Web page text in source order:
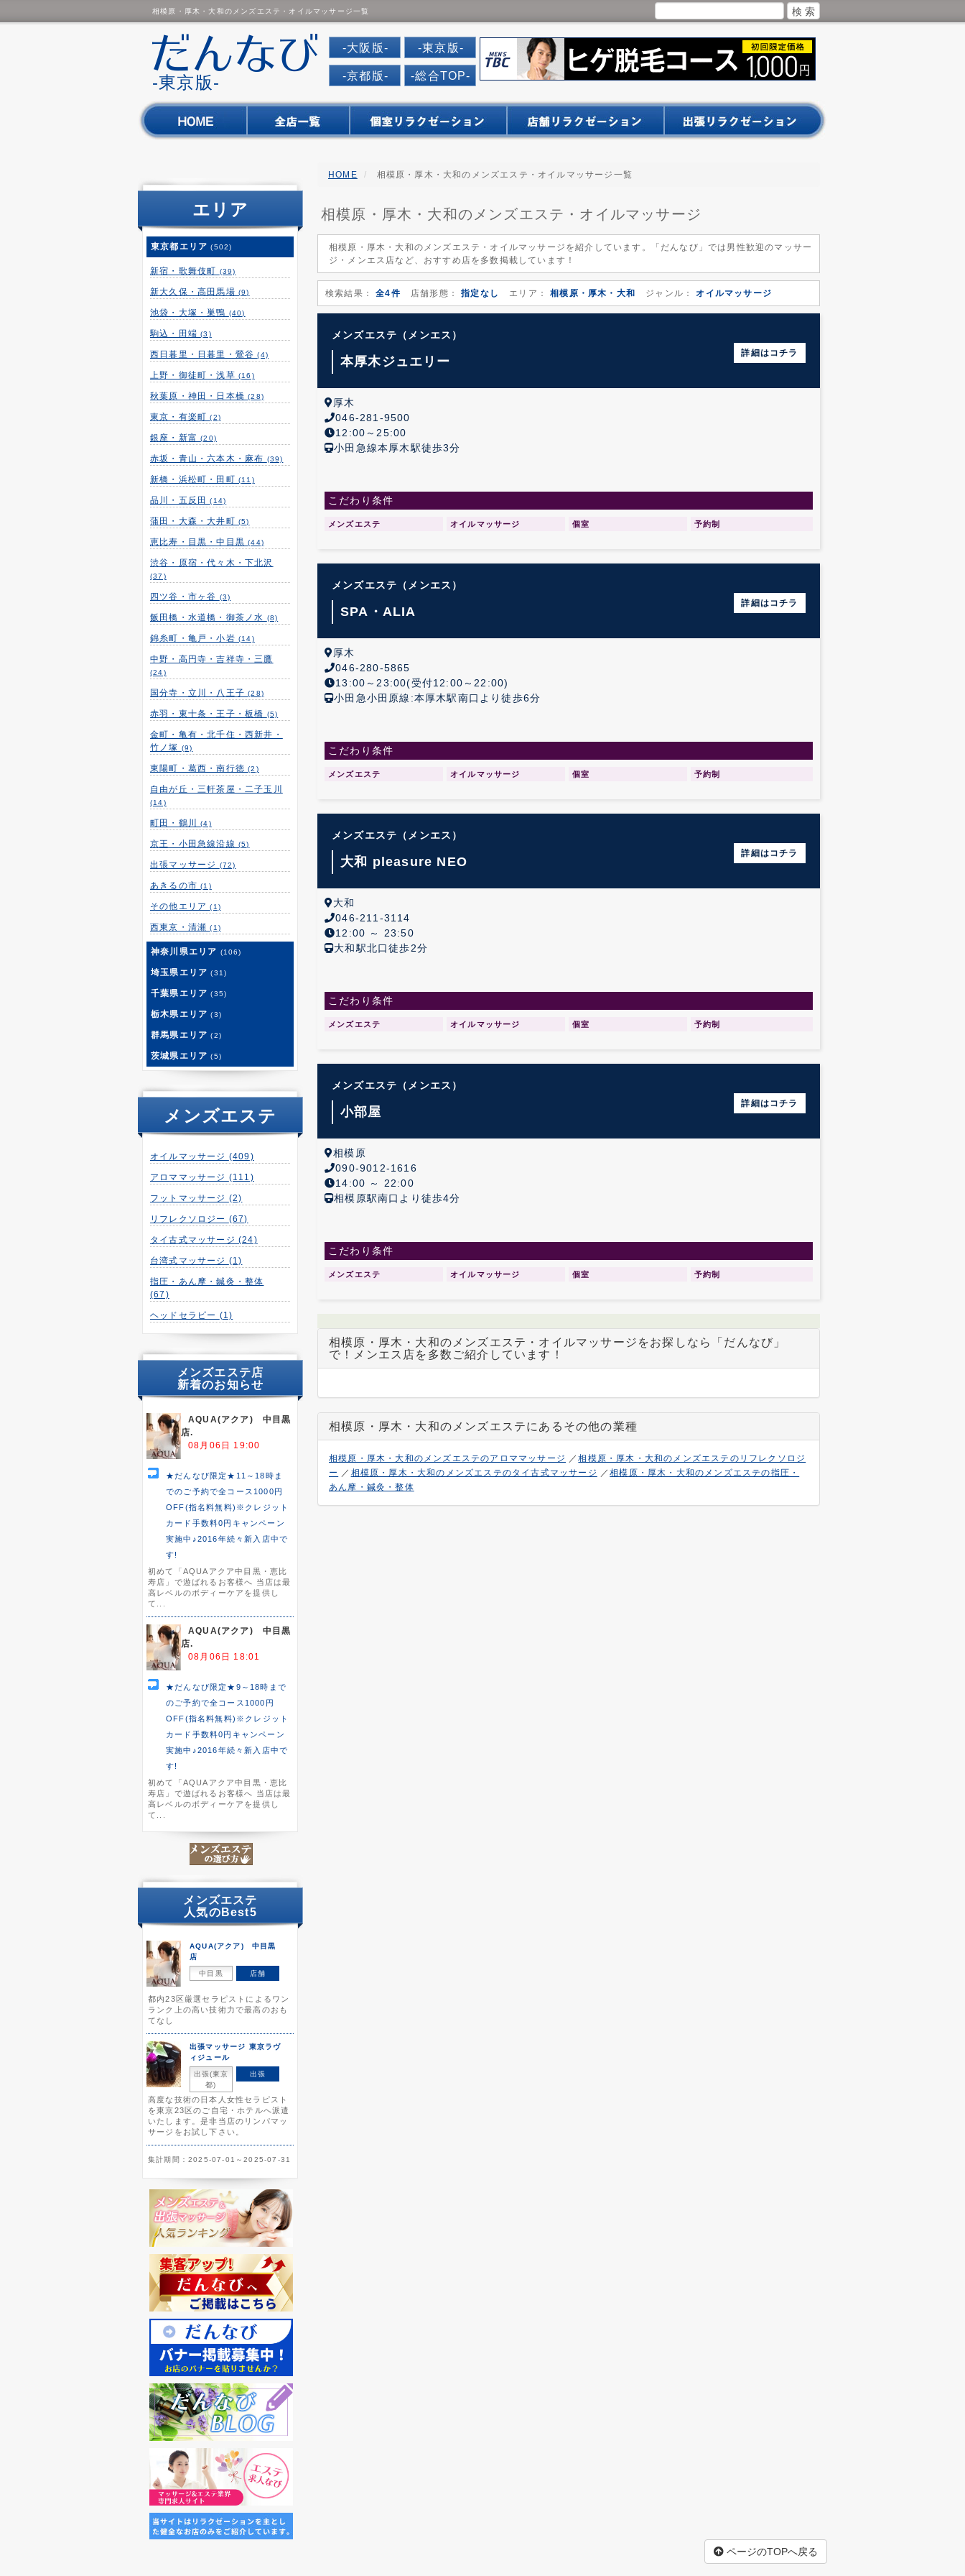
相模原・厚木・大和のメンズエステ・オイルマッサージ一覧
だんなび
-東京版-
-大阪版- -東京版-
-京都版- -総合TOP-
HOME 相模原・厚木・大和のメンズエステ・オイルマッサージ一覧
相模原・厚木・大和のメンズエステ・オイルマッサージ
相模原・厚木・大和のメンズエステ・オイルマッサージを紹介しています。「だんなび」では男性歓迎のマッサー
ジ・メンエス店など、おすすめ店を多数掲載しています！
検索結果： 全4件 店舗形態： 指定なし エリア： 相模原・厚木・大和 ジャンル： オイルマッサージ
メンズエステ （メンエス）
本厚木ジュエリー
詳細はコチラ
厚木
046-281-9500
12:00～25:00
小田急線本厚木駅徒歩3分
こだわり条件
メンズエステ オイルマッサージ 個室 予約制
メンズエステ （メンエス）
SPA・ALIA
詳細はコチラ
厚木
046-280-5865
13:00～23:00(受付12:00～22:00)
小田急小田原線:本厚木駅南口より徒歩6分
こだわり条件
メンズエステ オイルマッサージ 個室 予約制
メンズエステ （メンエス）
大和 pleasure NEO
詳細はコチラ
大和
046-211-3114
12:00 ～ 23:50
大和駅北口徒歩2分
こだわり条件
メンズエステ オイルマッサージ 個室 予約制
メンズエステ （メンエス）
小部屋
詳細はコチラ
相模原
090-9012-1616
14:00 ～ 22:00
相模原駅南口より徒歩4分
こだわり条件
メンズエステ オイルマッサージ 個室 予約制
相模原・厚木・大和のメンズエステ・オイルマッサージをお探しなら「だんなび」
で！メンエス店を多数ご紹介しています！
相模原・厚木・大和のメンズエステにあるその他の業種
相模原・厚木・大和のメンズエステのアロママッサージ ／相模原・厚木・大和のメンズエステのリフレクソロジ
ー ／ 相模原・厚木・大和のメンズエステのタイ古式マッサージ ／相模原・厚木・大和のメンズエステの指圧・
あん摩・鍼灸・整体
エリア
東京都エリア(502)
新宿・歌舞伎町 (39)
新大久保・高田馬場 (9)
池袋・大塚・巣鴨 (40)
駒込・田端(3)
西日暮里・日暮里・鶯谷(4)
上野・御徒町・浅草 (16)
秋葉原・神田・日本橋(28)
東京・有楽町(2)
銀座・新富(20)
赤坂・青山・六本木・麻布 (39)
新橋・浜松町・田町 (11)
品川・五反田(14)
蒲田・大森・大井町 (5)
恵比寿・目黒・中目黒(44)
渋谷・原宿・代々木・下北沢
(37)
四ツ谷・市ヶ谷 (3)
飯田橋・水道橋・御茶ノ水 (8)
錦糸町・亀戸・小岩 (14)
中野・高円寺・吉祥寺・三鷹
(24)
国分寺・立川・八王子(28)
赤羽・東十条・王子・板橋 (5)
金町・亀有・北千住・西新井・
竹ノ塚 (9)
東陽町・葛西・南行徳(2)
自由が丘・三軒茶屋・二子玉川
(14)
町田・鶴川(4)
京王・小田急線沿線 (5)
出張マッサージ (72)
あきるの市(1)
その他エリア(1)
西東京・清瀬(1)
神奈川県エリア (106)
埼玉県エリア(31)
千葉県エリア(35)
栃木県エリア(3)
群馬県エリア(2)
茨城県エリア(5)
メンズエステ
オイルマッサージ (409)
アロママッサージ (111)
フットマッサージ (2)
リフレクソロジー (67)
タイ古式マッサージ (24)
台湾式マッサージ (1)
指圧・あん摩・鍼灸・整体
(67)
ヘッドセラピー (1)
メンズエステ店
新着のお知らせ
AQUA(アクア) 中目黒
店.
08月06日 19:00
★だんなび限定★11～18時ま
でのご予約で全コース1000円
OFF(指名料無料)※クレジット
カード手数料0円キャンペーン
実施中♪2016年続々新入店中で
す!
初めて「AQUAアクア中目黒・恵比
寿店」で遊ばれるお客様へ 当店は最
高レベルのボディーケアを提供し
て...
AQUA(アクア) 中目黒
店.
08月06日 18:01
★だんなび限定★9～18時まで
のご予約で全コース1000円
OFF(指名料無料)※クレジット
カード手数料0円キャンペーン
実施中♪2016年続々新入店中で
す!
初めて「AQUAアクア中目黒・恵比
寿店」で遊ばれるお客様へ 当店は最
高レベルのボディーケアを提供し
て...
メンズエステ
人気のBest5
AQUA(アクア) 中目黒
店
中目黒 店舗
都内23区厳選セラピストによるワン
ランク上の高い技術力で最高のおも
てなし
出張マッサージ 東京ラヴ
ィジュール
出張(東京
都)
出張
高度な技術の日本人女性セラピスト
を東京23区のご自宅・ホテルへ派遣
いたします。是非当店のリンパマッ
サージをお試し下さい。
集計期間：2025-07-01～2025-07-31
ページのTOPへ戻る